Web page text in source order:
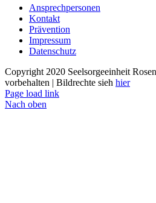
Ansprechpersonen
Kontakt
Prävention
Impressum
Datenschutz
Copyright 2020 Seelsorgeeinheit
vorbehalten | Bildrechte sieh hier
Page load link
Nach oben